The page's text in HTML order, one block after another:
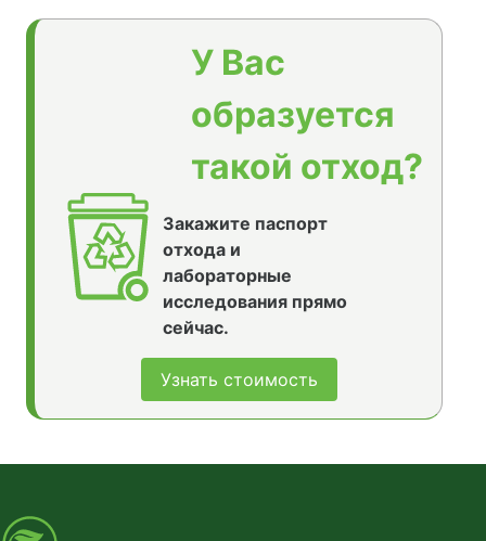
У Вас
образуется
такой отход?
Закажите паспорт
отхода и
лабораторные
исследования прямо
сейчас.
Узнать стоимость